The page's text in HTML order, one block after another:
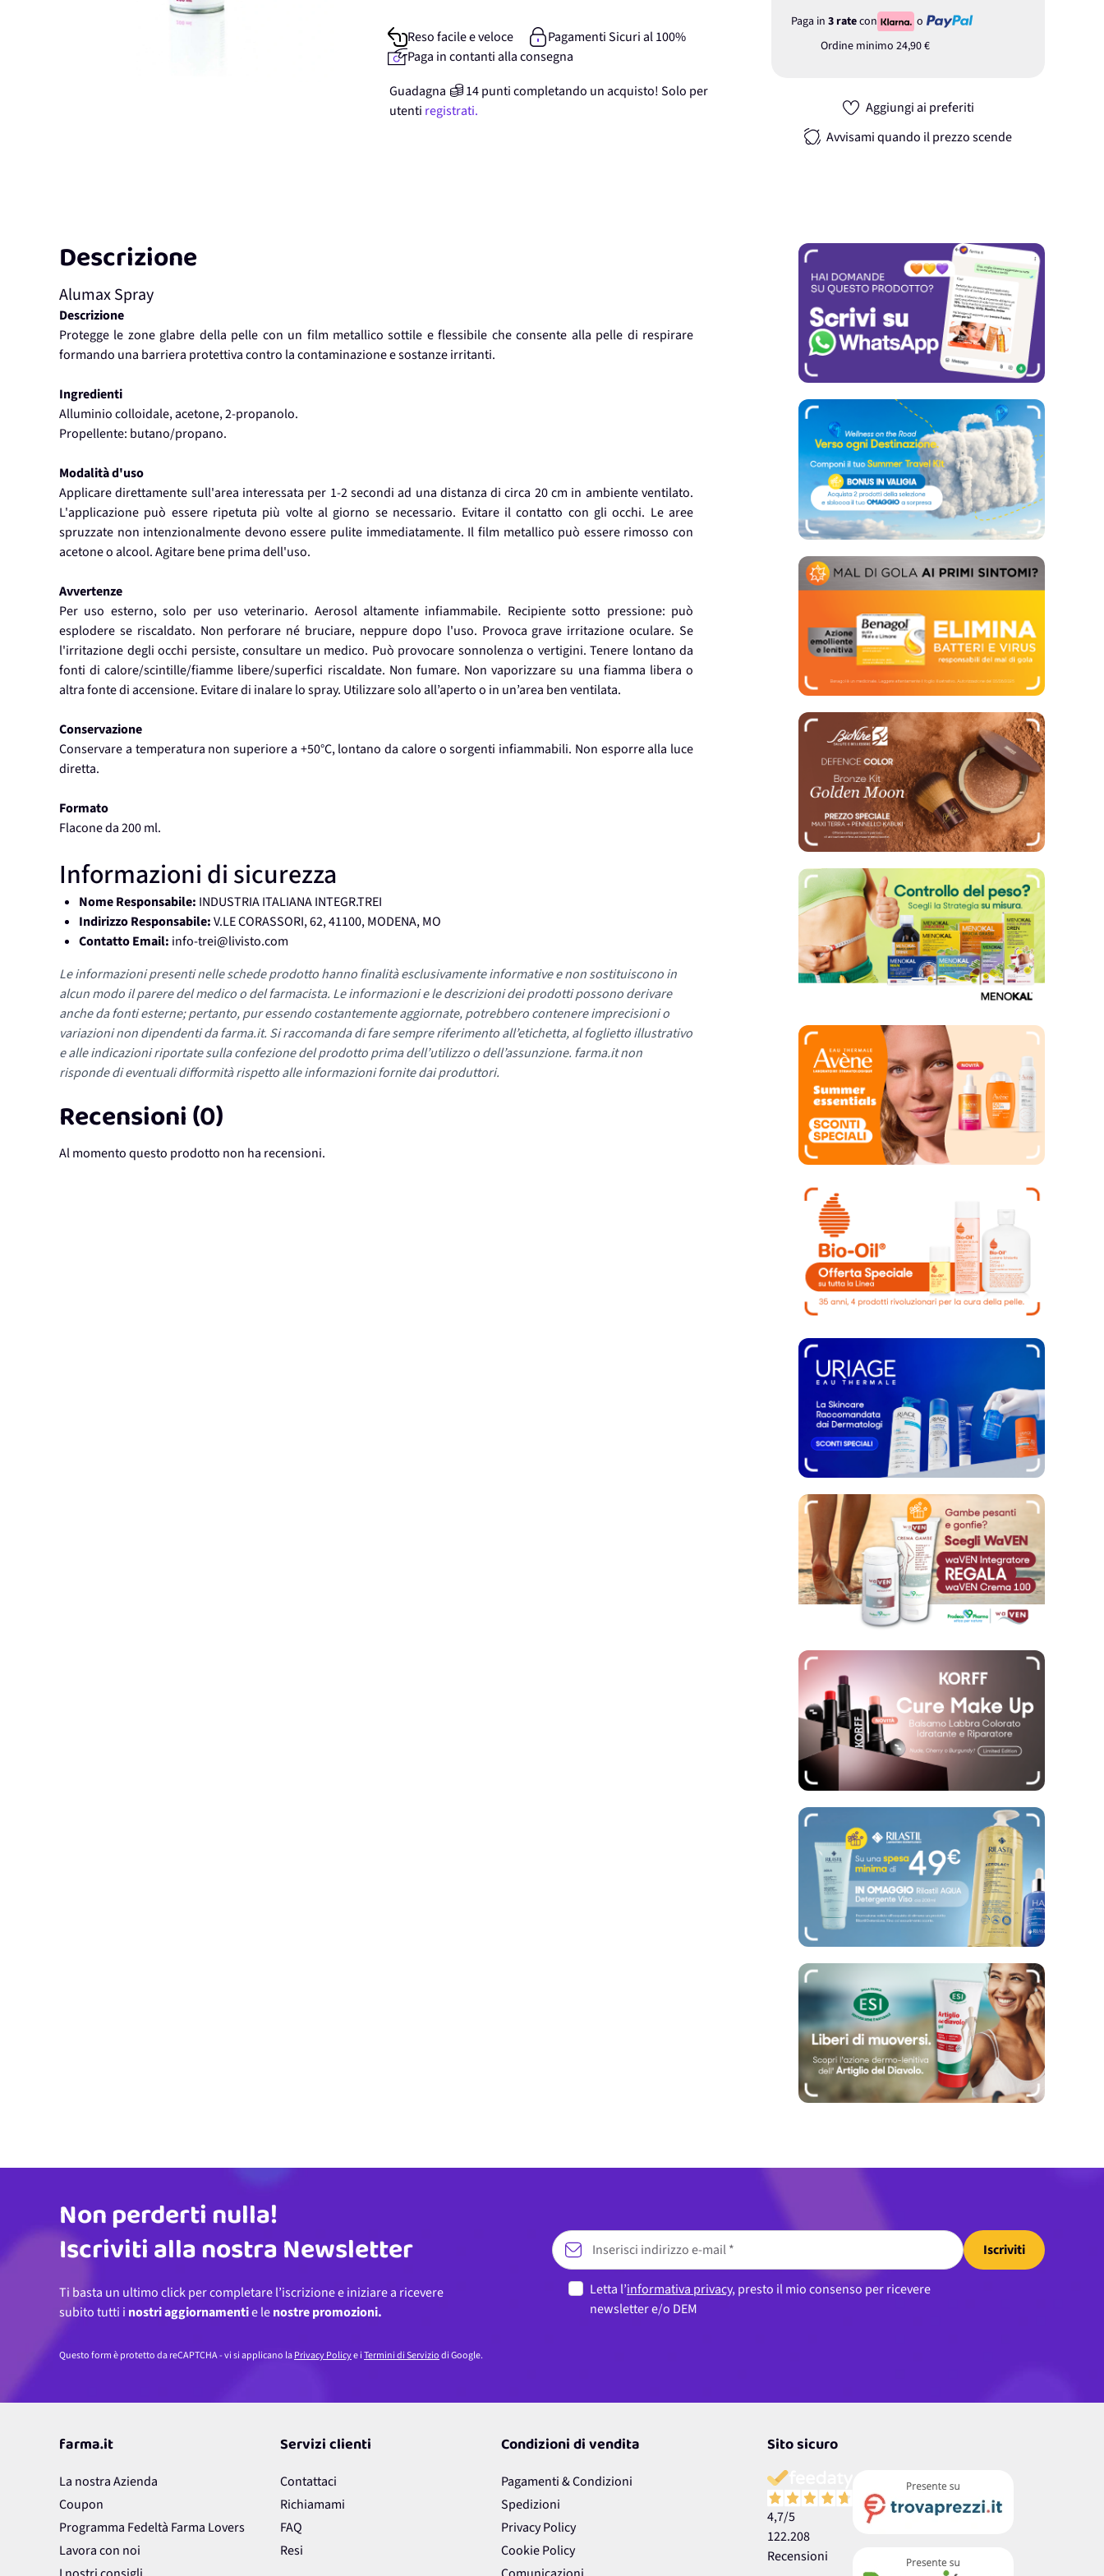
Paga in 3 ratecon
o
Ordine minimo 24,90 €
Aggiungi ai preferiti
Avvisami quando il prezzo scende
Reso facile e veloce
Pagamenti Sicuri al 100%
Paga in contanti alla consegna
Guadagna
14punticompletando un acquisto! Solo per
utenti registrati.
Descrizione
Alumax Spray
Descrizione
Protegge le zone glabre della pelle con un film metallico sottile e flessibile che consente alla pelle di respirare
formando una barriera protettiva contro la contaminazione e sostanze irritanti.
Ingredienti
Alluminio colloidale, acetone, 2-propanolo.
Propellente: butano/propano.
Modalità d'uso
Applicare direttamente sull'area interessata per 1-2 secondi ad una distanza di circa 20 cm in ambiente ventilato.
L'applicazione può essere ripetuta più volte al giorno se necessario. Evitare il contatto con gli occhi. Le aree
spruzzate non intenzionalmente devono essere pulite immediatamente. Il film metallico può essere rimosso con
acetone o alcool. Agitare bene prima dell'uso.
Avvertenze
Per uso esterno, solo per uso veterinario. Aerosol altamente infiammabile. Recipiente sotto pressione: può
esplodere se riscaldato. Non perforare né bruciare, neppure dopo l'uso. Provoca grave irritazione oculare. Se
l'irritazione degli occhi persiste, consultare un medico. Può provocare sonnolenza o vertigini. Tenere lontano da
fonti di calore/scintille/fiamme libere/superfici riscaldate. Non fumare. Non vaporizzare su una fiamma libera o
altra fonte di accensione. Evitare di inalare lo spray. Utilizzare solo all’aperto o in un’area ben ventilata.
Conservazione
Conservare a temperatura non superiore a +50°C, lontano da calore o sorgenti infiammabili. Non esporre alla luce
diretta.
Formato
Flacone da 200 ml.
Informazioni di sicurezza
Nome Responsabile: INDUSTRIA ITALIANA INTEGR.TREI
Indirizzo Responsabile:V.LE CORASSORI, 62, 41100, MODENA, MO
Contatto Email: info-trei@livisto.com
Le informazioni presenti nelle schede prodotto hanno finalità esclusivamente informative e non sostituiscono in
alcun modo il parere del medico o del farmacista. Le informazioni e le descrizioni dei prodotti possono derivare
anche da fonti esterne; pertanto, pur essendo costantemente aggiornate, potrebbero contenere imprecisioni o
variazioni non dipendenti da farma.it. Si raccomanda di fare sempre riferimento all’etichetta, al foglietto illustrativo
e alle indicazioni riportate sulla confezione del prodotto prima dell’utilizzo o dell’assunzione. farma.it non
risponde di eventuali difformità rispetto alle informazioni fornite dai produttori.
Recensioni (0)
Al momento questo prodotto non ha recensioni.
Indirizzo email
Non perderti nulla!
Iscriviti alla nostra Newsletter
Ti basta un ultimo click per completare l’iscrizione e iniziare a ricevere
subito tutti i nostri aggiornamentie lenostre promozioni.
Iscriviti
Letta l’informativa privacy, presto il mio consenso per ricevere
newsletter e/o DEM
Questo form è protetto da reCAPTCHA - vi si applicano laPrivacy Policye iTermini di Serviziodi Google.
farma.it
La nostra Azienda
Coupon
Programma Fedeltà Farma Lovers
Lavora con noi
Servizi clienti
Contattaci
Richiamami
FAQ
Resi
Condizioni di vendita
Pagamenti & Condizioni
Spedizioni
Privacy Policy
Cookie Policy
Sito sicuro
4,7/5
122.208
Recensioni